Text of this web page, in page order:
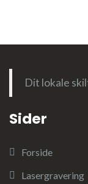
Dit lokale
Sider
Forside
Lasergravering